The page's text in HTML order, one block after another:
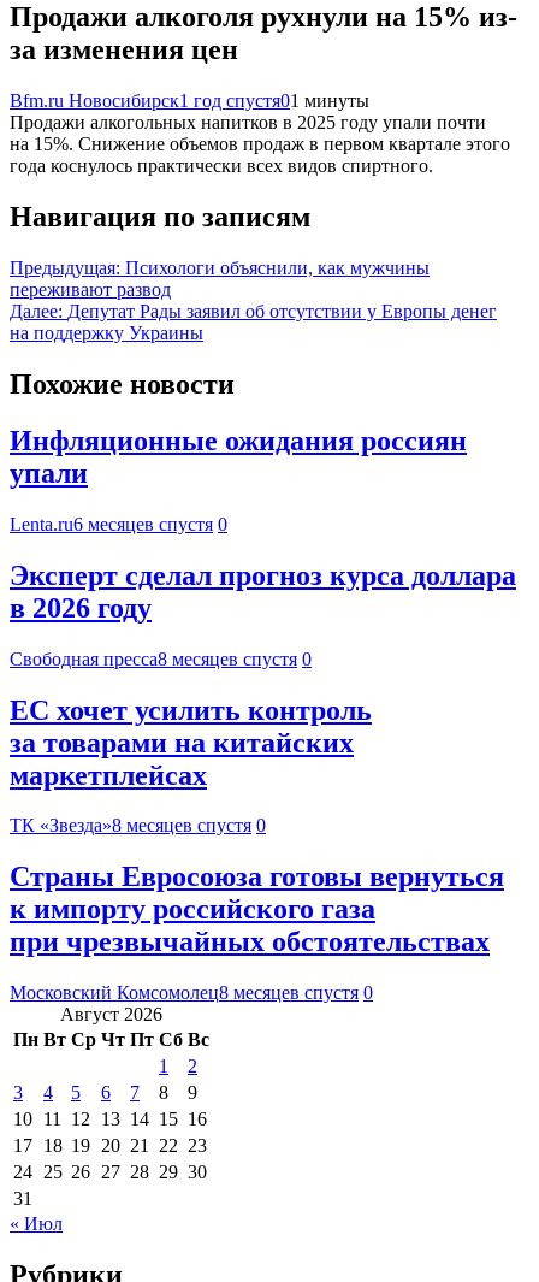
Продажи алкоголя рухнули на 15% из-
за изменения цен
Bfm.ru Новосибирск1 год спустя01 минуты
Продажи алкогольных напитков в 2025 году упали почти
на 15%. Снижение объемов продаж в первом квартале этого
года коснулось практически всех видов спиртного.
Навигация по записям
Предыдущая: Психологи объяснили, как мужчины
переживают развод
Далее: Депутат Рады заявил об отсутствии у Европы денег
на поддержку Украины
Похожие новости
Инфляционные ожидания россиян
упали
Lenta.ru6 месяцев спустя 0
Эксперт сделал прогноз курса доллара
в 2026 году
Свободная пресса8 месяцев спустя 0
ЕС хочет усилить контроль
за товарами на китайских
маркетплейсах
ТК «Звезда»8 месяцев спустя 0
Страны Евросоюза готовы вернуться
к импорту российского газа
при чрезвычайных обстоятельствах
Московский Комсомолец8 месяцев спустя 0
Август 2026
Пн Вт Ср Чт Пт Сб Вс
1
2
3
4 5 6 7 8
9
10 11 12 13 14 15 16
17 18 19 20 21 22 23
24 25 26 27 28 29 30
31
« Июл
Рубрики